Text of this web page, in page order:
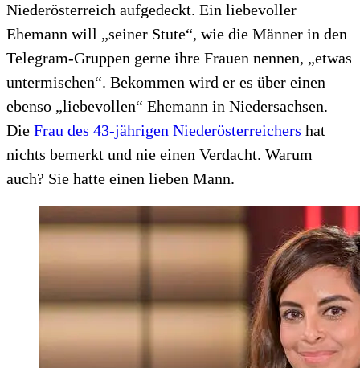
Niederösterreich aufgedeckt. Ein liebevoller
Ehemann will „seiner Stute“, wie die Männer in den
Telegram-Gruppen gerne ihre Frauen nennen, „etwas
untermischen“. Bekommen wird er es über einen
ebenso „liebevollen“ Ehemann in Niedersachsen.
Die Frau des 43-jährigen Niederösterreichers hat
nichts bemerkt und nie einen Verdacht. Warum
auch? Sie hatte einen lieben Mann.